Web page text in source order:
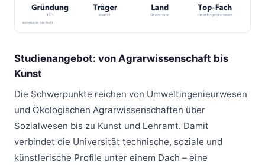
Studienangebot: von Agrarwissenschaft bis
Kunst
Die Schwerpunkte reichen von Umweltingenieurwesen
und Ökologischen Agrarwissenschaften über
Sozialwesen bis zu Kunst und Lehramt. Damit
verbindet die Universität technische, soziale und
künstlerische Profile unter einem Dach – eine